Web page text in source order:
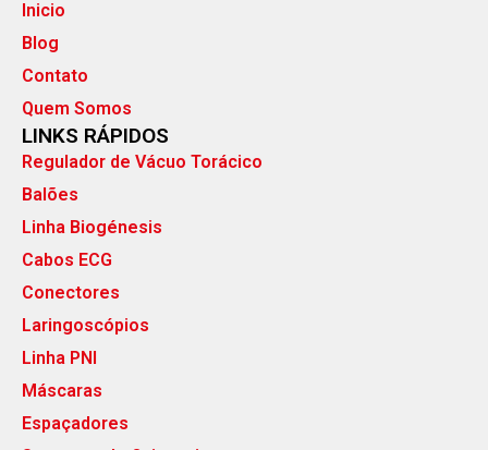
Inicio
Blog
Contato
Quem Somos
LINKS RÁPIDOS
Regulador de Vácuo Torácico
Balões
Linha Biogénesis
Cabos ECG
Conectores
Laringoscópios
Linha PNI
Máscaras
Espaçadores